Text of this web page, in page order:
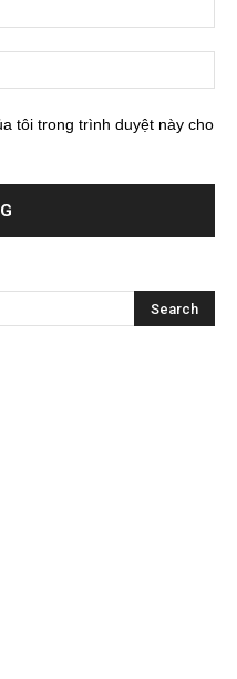
tôi trong trình duyệt này cho